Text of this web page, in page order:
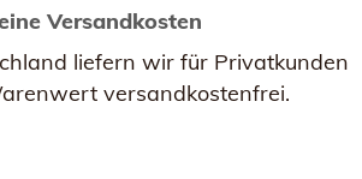
Versandkosten
liefern wir für Privatkunden
versandkostenfrei.